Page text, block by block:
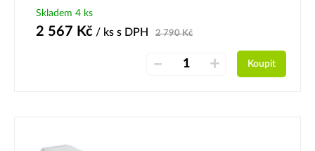
Skladem 4 ks
2 567 Kč / ks s DPH 2 790Kč
– + Koupit